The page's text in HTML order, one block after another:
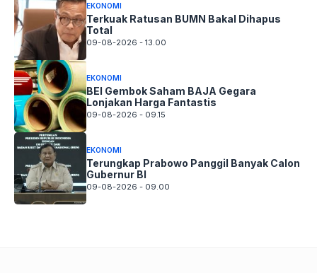
EKONOMI
Terkuak Ratusan BUMN Bakal Dihapus
Total
09-08-2026 - 13.00
EKONOMI
BEI Gembok Saham BAJA Gegara
Lonjakan Harga Fantastis
09-08-2026 - 09.15
EKONOMI
Terungkap Prabowo Panggil Banyak Calon
Gubernur BI
09-08-2026 - 09.00